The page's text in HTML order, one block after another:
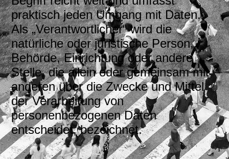
praktisch jeden Umgang mit Daten.
Als „Verantwortlicher“ wird die
natürliche oder juristische Person,
Behörde, Einrichtung oder andere
Stelle, die allein oder gemeinsam mit
anderen über die Zwecke und Mittel
der Verarbeitung von
personenbezogenen Daten
entscheidet, bezeichnet.